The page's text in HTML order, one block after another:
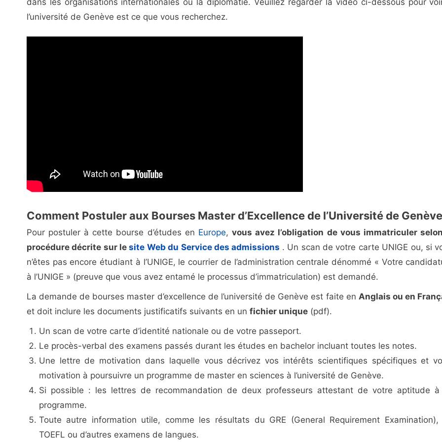
l’université de Genève est ce que vous recherchez.
Comment Postuler aux Bourses Master d’Excellence de l’Université de Genève
Pour postuler à cette bourse d’études en Europe,vous avez l’obligation de vous immatriculer
procédure décrite sur lesite Web du Service des admissions . Un scan de votre carte UNIGE ou, si
n’êtes pas encore étudiant à l’UNIGE, le courrier de l’administration centrale dénommé « Votre
à l’UNIGE » (preuve que vous avez entamé le processus d’immatriculation) est demandé.
La demande de bourses master d’excellence de l’université de Genève est faite en Anglais ou en
et doit inclure les documents justificatifs suivants en un fichier unique(pdf).
Un scan de votre carte d’identité nationale ou de votre passeport.
Le procès-verbal des examens passés durant les études en bachelor incluant toutes les notes.
Une lettre de motivation dans laquelle vous décrivez vos intérêts scientifiques spécifiques et
motivation à poursuivre un programme de master en sciences à l’université de Genève.
Si possible : les lettres de recommandation de deux professeurs attestant de votre aptitude
programme.
Toute autre information utile, comme les résultats du GRE (General Requirement
TOEFL ou d’autres examens de langues.